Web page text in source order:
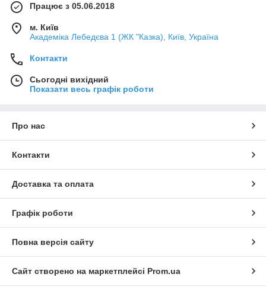
Працює з 05.06.2018
м. Київ
Академіка Лебедєва 1 (ЖК "Казка), Київ, Україна
Контакти
Сьогодні вихідний
Показати весь графік роботи
Про нас
Контакти
Доставка та оплата
Графік роботи
Повна версія сайту
Сайт створено на маркетплейсі Prom.ua